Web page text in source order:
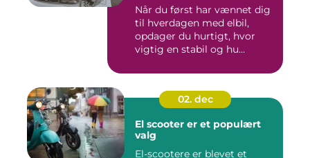
Når du først har vænnet dig
til hverdagen med elbil,
opdager du hurtigt, hvor
vigtig en stabil og hu...
02. dec
El scooter er et populært
valg
El-scootere er blevet et